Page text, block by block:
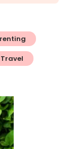
Travel